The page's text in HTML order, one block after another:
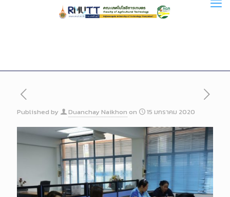
Published by Duanchay Naikhon on 15 มกราคม 2020